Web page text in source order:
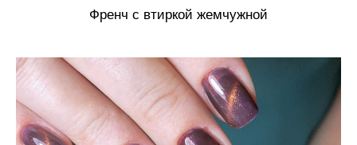
Френч с втиркой жемчужной